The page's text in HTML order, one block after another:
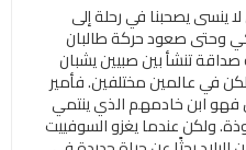
ينسى يصحبنا في رحلة إلى
وحتى صعود حركة طالبان
تنشأ بين صبيين يشبان
في عالمين مختلفين. فأمير
فهو ابن خادمهم الذي ينتمي
ولكن عندما يغزو السوفييت